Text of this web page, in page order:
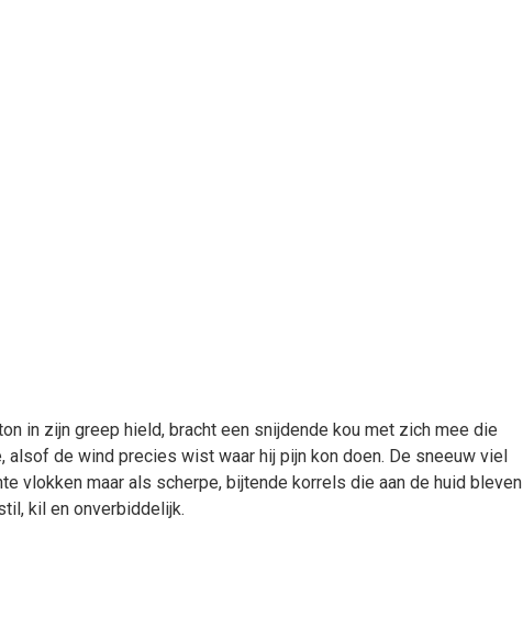
in zijn greep hield, bracht een snijdende kou met zich mee die
alsof de wind precies wist waar hij pijn kon doen. De sneeuw viel
vlokken maar als scherpe, bijtende korrels die aan de huid bleven
kil en onverbiddelijk.